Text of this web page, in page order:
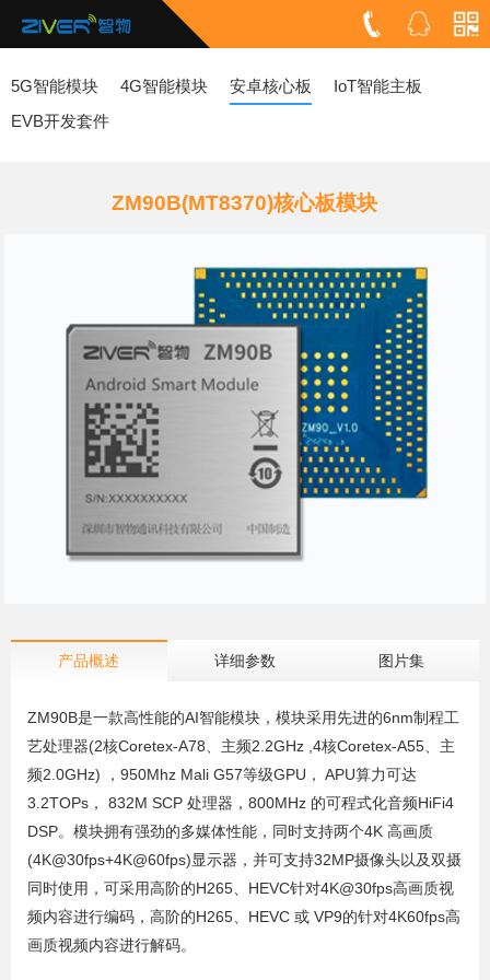
5G智能模块 4G智能模块 安卓核心板
IoT智能主板
EVB开发套件
ZM90B(MT8370)核心板模块
产品概述 详细参数 图片集
ZM90B是一款高性能的AI智能模块，模块采用先进的6nm制程工
艺处理器(2核Coretex-A78、主频2.2GHz ,4核Coretex-A55、主
频2.0GHz) ，950Mhz Mali G57等级GPU， APU算力可达
3.2TOPs， 832M SCP 处理器，800MHz 的可程式化音频HiFi4
DSP。模块拥有强劲的多媒体性能，同时支持两个4K 高画质
(4K@30fps+4K@60fps)显示器，并可支持32MP摄像头以及双摄
同时使用，可采用高阶的H265、HEVC针对4K@30fps高画质视
频内容进行编码，高阶的H265、HEVC 或 VP9的针对4K60fps高
画质视频内容进行解码。